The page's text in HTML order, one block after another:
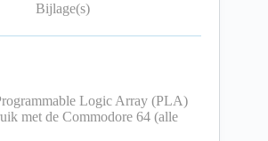
Bijlage(s)
Logic Array (PLA)
met de Commodore 64 (alle